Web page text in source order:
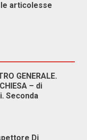
le articolesse
GENERALE.
– di
Seconda
Di